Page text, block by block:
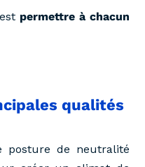
permettre à chacun
qualités
posture de neutralité